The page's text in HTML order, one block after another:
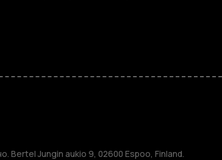
Bertel Jungin aukio 9, 02600 Espoo, Finland.